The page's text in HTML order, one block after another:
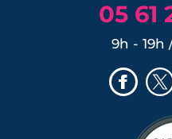
05 61
9h - 19h